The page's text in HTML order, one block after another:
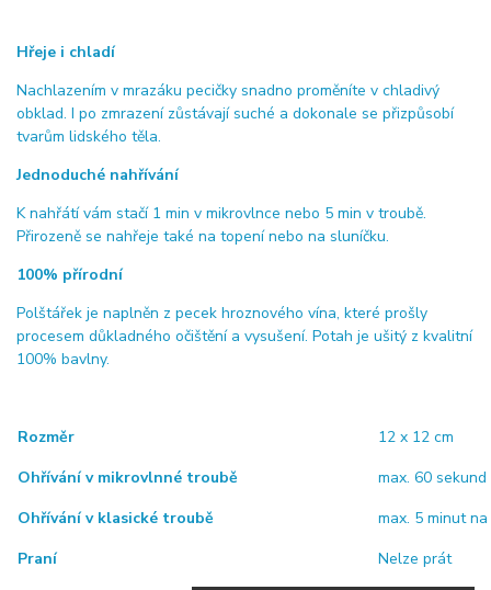
Hřeje i chladí
Nachlazením v mrazáku pecičky snadno proměníte v chladivý
obklad. I po zmrazení zůstávají suché a dokonale se přizpůsobí
tvarům lidského těla.
Jednoduché nahřívání
K nahřátí vám stačí 1 min v mikrovlnce nebo 5 min v troubě.
Přirozeně se nahřeje také na topení nebo na sluníčku.
100% přírodní
Polštářek je naplněn z pecek hroznového vína, které prošly
procesem důkladného očištění a vysušení. Potah je ušitý z kvalitní
100% bavlny.
Rozměr
12 x 12 cm
Ohřívání v mikrovlnné troubě
max. 60
Ohřívání v klasické troubě
max. 5 minut na
Praní
Nelze prát